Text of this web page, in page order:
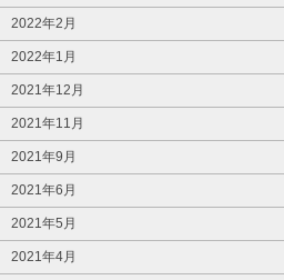
2022年2月
2022年1月
2021年12月
2021年11月
2021年9月
2021年6月
2021年5月
2021年4月